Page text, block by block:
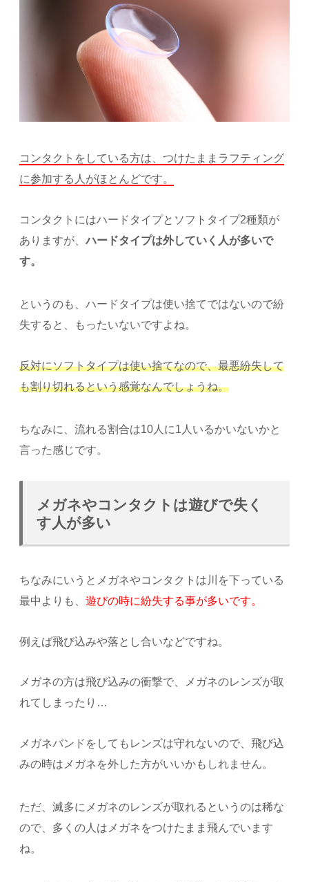
コンタクトをしている方は、つけたままラフティング
に参加する人がほとんどです。
コンタクトにはハードタイプとソフトタイプ2種類が
ありますが、ハードタイプは外していく人が多いで
す。
というのも、ハードタイプは使い捨てではないので紛
失すると、もったいないですよね。
反対にソフトタイプは使い捨てなので、最悪紛失して
も割り切れるという感覚なんでしょうね。
ちなみに、流れる割合は10人に1人いるかいないかと
言った感じです。
メガネやコンタクトは遊びで失く
す人が多い
ちなみにいうとメガネやコンタクトは川を下っている
最中よりも、遊びの時に紛失する事が多いです。
例えば飛び込みや落とし合いなどですね。
メガネの方は飛び込みの衝撃で、メガネのレンズが取
れてしまったり…
メガネバンドをしてもレンズは守れないので、飛び込
みの時はメガネを外した方がいいかもしれません。
ただ、滅多にメガネのレンズが取れるというのは稀な
ので、多くの人はメガネをつけたまま飛んでいます
ね。